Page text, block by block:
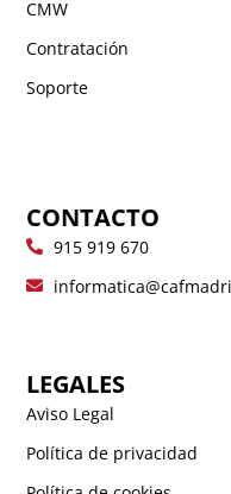
CMW
Contratación
Soporte
CONTACTO
915 919 670
LEGALES
Aviso Legal
Política de privacidad